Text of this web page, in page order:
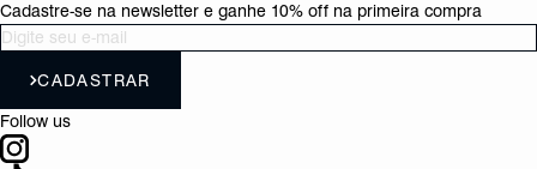
Cadastre-se na newsletter e ganhe 10% off na primeira compra
CADASTRAR
Follow us